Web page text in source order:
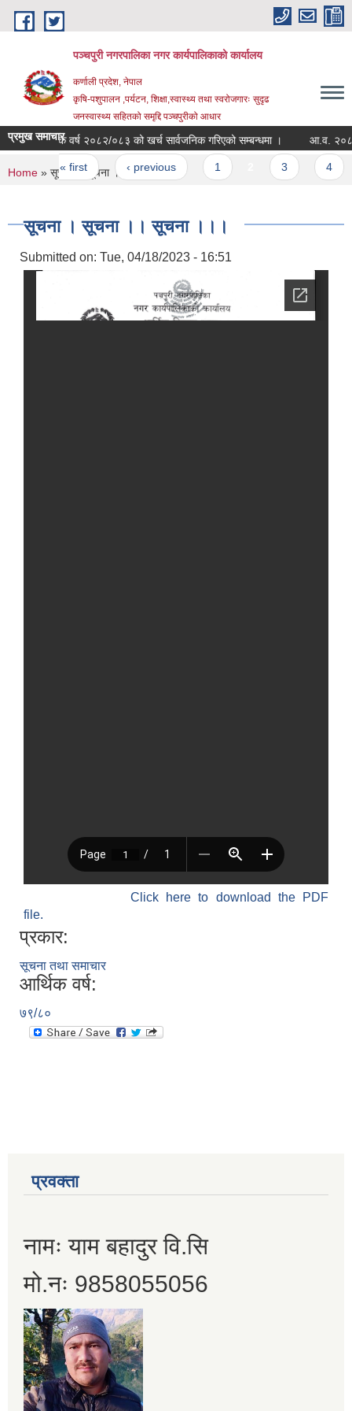
Skip to main content
पञ्चपुरी नगरपालिका नगर कार्यपालिकाको कार्यालय
कर्णाली प्रदेश, नेपाल
कृषि-पशुपालन ,पर्यटन, शिक्षा,स्वास्थ्य तथा स्वरोजगारः सुदृढ
जनस्वास्थ्य सहितको समृद्दि पञ्चपुरीको आधार
प्रमुख समाचार
आर्थिक वर्ष २०८२/०८३ को खर्च सार्वजनिक गरिएको सम्बन्धमा ।
Pages
« first ‹ previous
You are here
Home » सूचना । सूचना ।। सूचना ।।।
सूचना । सूचना ।। सूचना ।।।
Submitted on: Tue, 04/18/2023 - 16:51
Click here to download the PDF
file.
प्रकार:
सूचना तथा समाचार
आर्थिक वर्ष:
७९/८०
प्रवक्ता
नामः याम बहादुर वि.सि
मो.नः 9858055056